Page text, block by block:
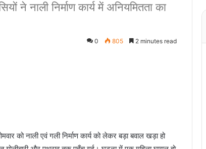
ने नाली निर्माण कार्य में अनियमितता का
0 805 2 minutes read
को नाली एवं गली निर्माण कार्य को लेकर बड़ा बवाल खड़ा हो